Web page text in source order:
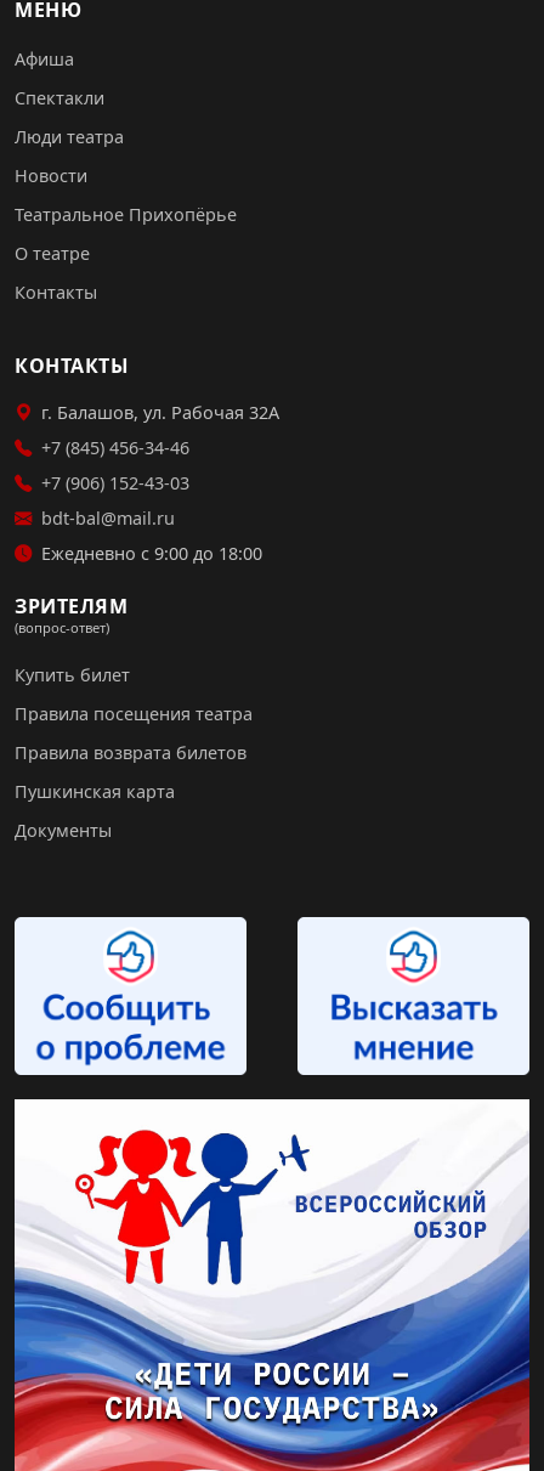
МЕНЮ
Афиша
Спектакли
Люди театра
Новости
Театральное Прихопёрье
О театре
Контакты
КОНТАКТЫ
г. Балашов, ул. Рабочая 32А
+7 (845) 456-34-46
+7 (906) 152-43-03
bdt-bal@mail.ru
Ежедневно с 9:00 до 18:00
ЗРИТЕЛЯМ
(вопрос-ответ)
Купить билет
Правила посещения театра
Правила возврата билетов
Пушкинская карта
Документы